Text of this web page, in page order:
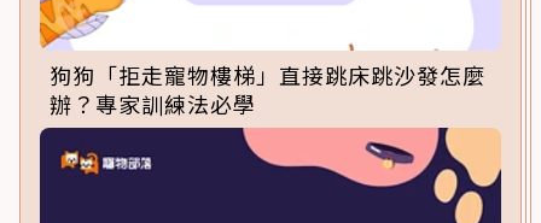
狗狗「拒走寵物樓梯」直接跳床跳沙發怎麼
辦？專家訓練法必學